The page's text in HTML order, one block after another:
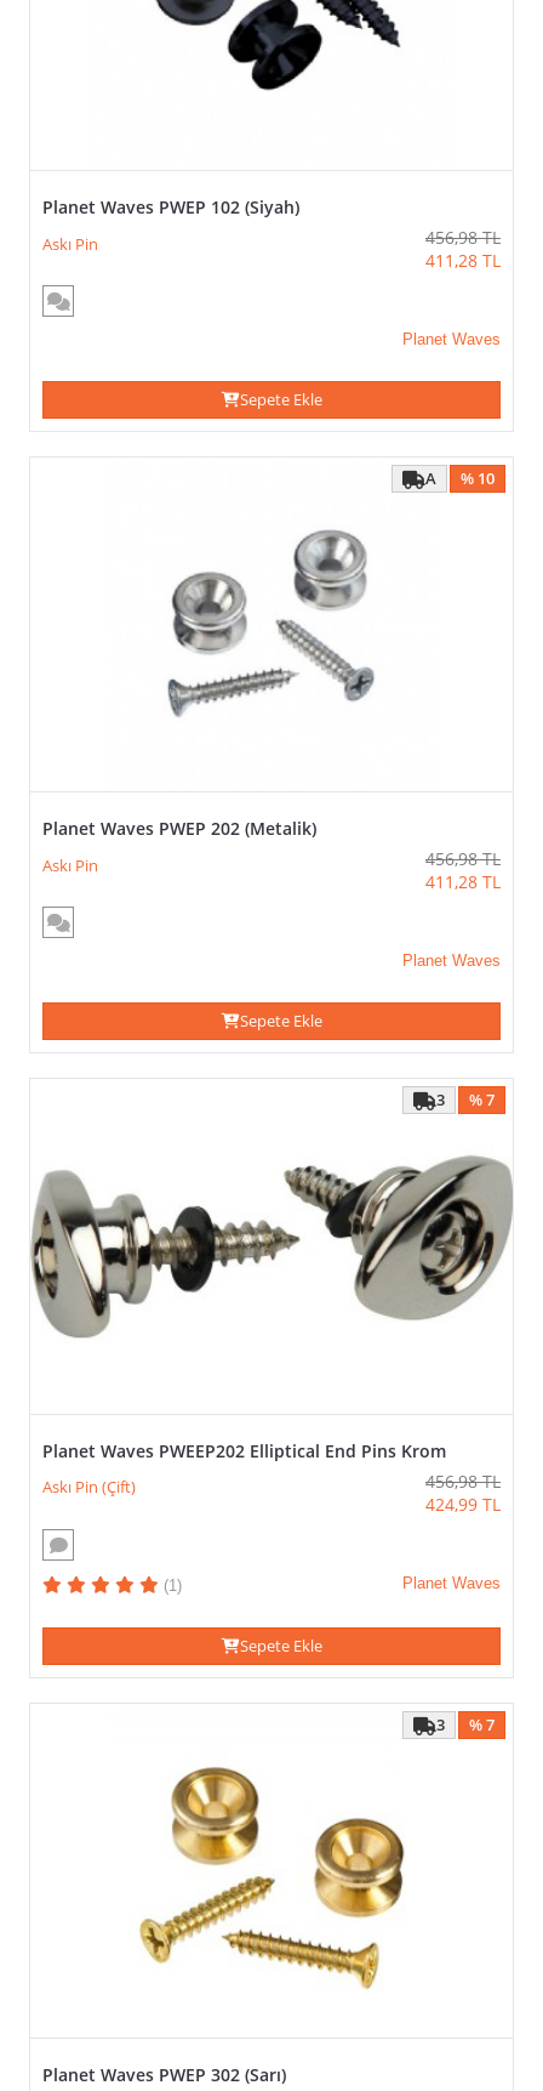
Planet
Waves
Planet Waves PWEP 102 (Siyah)
Askı Pin 456,98 TL
411,28 TL
Planet Waves
Sepete Ekle
% 10
A
Planet Waves PWEP 202 (Metalik)
Askı Pin 456,98 TL
411,28 TL
Planet Waves
Sepete Ekle
% 7
3
Planet Waves PWEEP202 Elliptical End Pins Krom
Askı Pin (Çift) 456,98 TL
424,99 TL
(1) Planet Waves
Sepete Ekle
% 7
3
Planet Waves PWEP 302 (Sarı)